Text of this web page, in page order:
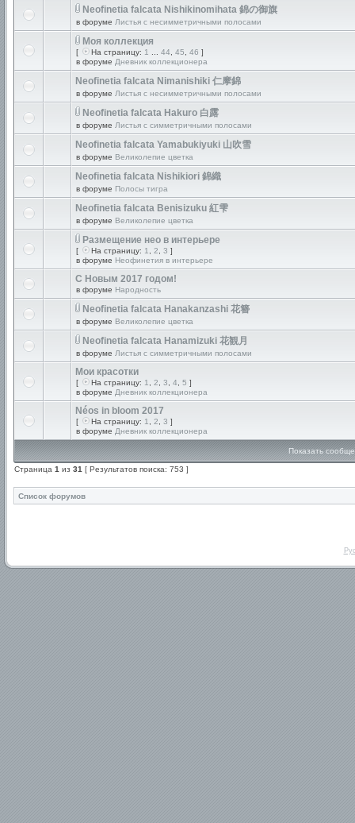
Neofinetia falcata Nishikinomihata 錦の御旗
в форуме Листья с несимметричными полосами
Моя коллекция
[ На страницу: 1 44 45 46 ]
в форуме Дневник коллекционера
Neofinetia falcata Nimanishiki 仁摩錦
в форуме Листья с несимметричными полосами
Neofinetia falcata Hakuro 白露
в форуме Листья с симметричными полосами
Neofinetia falcata Yamabukiyuki 山吹雪
в форуме Великолепие цветка
Neofinetia falcata Nishikiori 錦織
в форуме Полосы тигра
Neofinetia falcata Benisizuku 紅雫
в форуме Великолепие цветка
Размещение нео в интерьере
[ На страницу: 1 2 3 ]
в форуме Неофинетия в интерьере
С Новым 2017 годом!
в форуме Народность
Neofinetia falcata Hanakanzashi 花簪
в форуме Великолепие цветка
Neofinetia falcata Hanamizuki 花観月
в форуме Листья с симметричными полосами
Мои красотки
[ На страницу: 1 2 3 4 5 ]
в форуме Дневник коллекционера
Néos in bloom 2017
[ На страницу: 1 2 3 ]
в форуме Дневник коллекционера
Показать
Страница 1 из 31 [ Результатов поиска: 753 ]
Список форумов